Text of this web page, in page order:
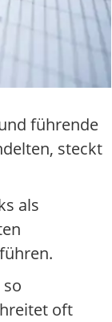
führende
steckt
als
oft